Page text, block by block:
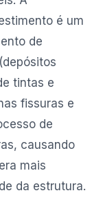
é um
de
tintas e
fissuras e
de
causando
mais
da estrutura.